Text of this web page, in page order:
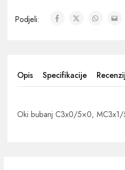
Podjeli:
Opis Specifikacije
Oki bubanj C3x0/5×0,